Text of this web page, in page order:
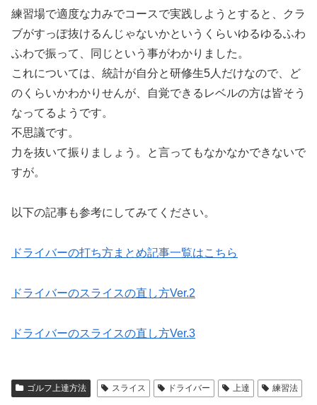
練習場で適度な力みでコースで実践しようとすると、クラ
ブがすっぽ抜けるんじゃないかというくらいゆるゆるふわ
ふわで振って、同じという事がわかりました。
これについては、統計が自分と研修生5人だけなので、ど
のくらいかわかりせんが、自覚できるレベルの方は皆そう
なってるようです。
不思議です。
力を抜いて振りましょう。と言ってもなかなかできないで
すが。
以下の記事も参考にしてみてください。
ドライバーの打ち方まとめ記事一覧はこちら
ドライバーのスライスの直し方Ver.2
ドライバーのスライスの直し方Ver.3
ゴルフ上達方法 スライス ドライバー 上達 練習法